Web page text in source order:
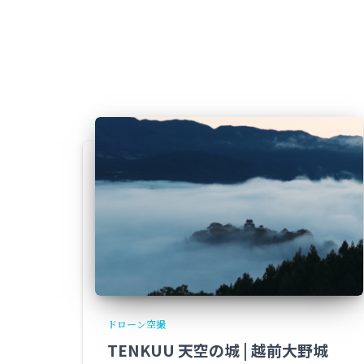
ドローン空撮
TENKUU 天空の城 | 越前大野城